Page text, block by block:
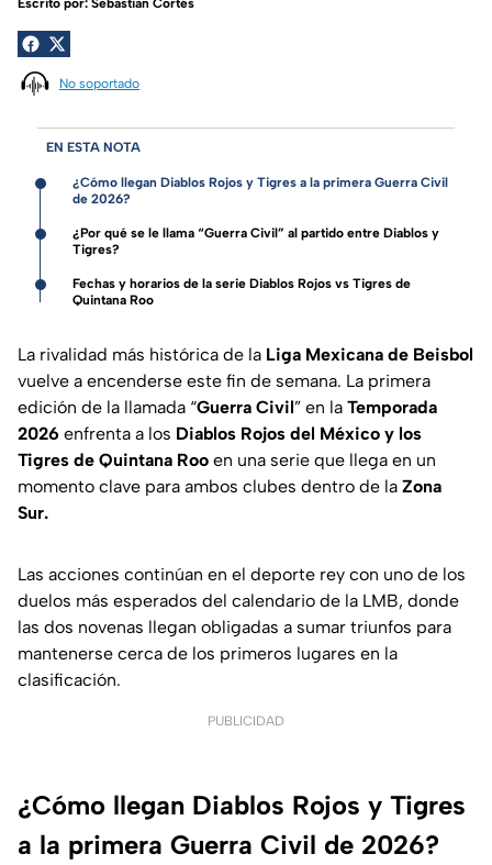
Escrito por: Sebastian Cortés
No soportado
EN ESTA NOTA
¿Cómo llegan Diablos Rojos y Tigres a la primera Guerra Civil
de 2026?
¿Por qué se le llama “Guerra Civil” al partido entre Diablos y
Tigres?
Fechas y horarios de la serie Diablos Rojos vs Tigres de
Quintana Roo
La rivalidad más histórica de la Liga Mexicana de Beisbol
vuelve a encenderse este fin de semana. La primera
edición de la llamada “Guerra Civil” en la Temporada
2026 enfrenta a los Diablos Rojos del México y los
Tigres de Quintana Roo en una serie que llega en un
momento clave para ambos clubes dentro de la Zona
Sur.
Las acciones continúan en el deporte rey con uno de los
duelos más esperados del calendario de la LMB, donde
las dos novenas llegan obligadas a sumar triunfos para
mantenerse cerca de los primeros lugares en la
clasificación.
PUBLICIDAD
¿Cómo llegan Diablos Rojos y Tigres
a la primera Guerra Civil de 2026?